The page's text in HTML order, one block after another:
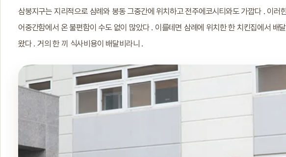
삼봉지구는 지리적으로 삼례와 봉동 그중간에 위치하고 전주에코시티와도 가깝다 . 이러
어중간함에서 온 불편함이 수도 없이 많았다 . 이를테면 삼례에 위치한 한 치킨집에서
왔다 . 거의 한 끼 식사비용이 배달비라니 .